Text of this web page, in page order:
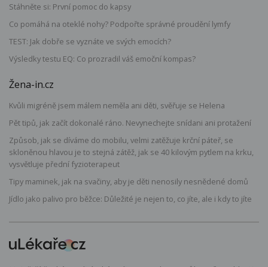
Stáhněte si: První pomoc do kapsy
Co pomáhá na oteklé nohy? Podpořte správné proudění lymfy
TEST: Jak dobře se vyznáte ve svých emocích?
Výsledky testu EQ: Co prozradil váš emoční kompas?
Žena-in.cz
Kvůli migréně jsem málem neměla ani děti, svěřuje se Helena
Pět tipů, jak začít dokonalé ráno. Nevynechejte snídani ani protažení
Způsob, jak se díváme do mobilu, velmi zatěžuje krční páteř, se
skloněnou hlavou je to stejná zátěž, jak se 40 kilovým pytlem na krku,
vysvětluje přední fyzioterapeut
Tipy maminek, jak na svačiny, aby je děti nenosily nesnědené domů
Jídlo jako palivo pro běžce: Důležité je nejen to, co jíte, ale i kdy to jíte